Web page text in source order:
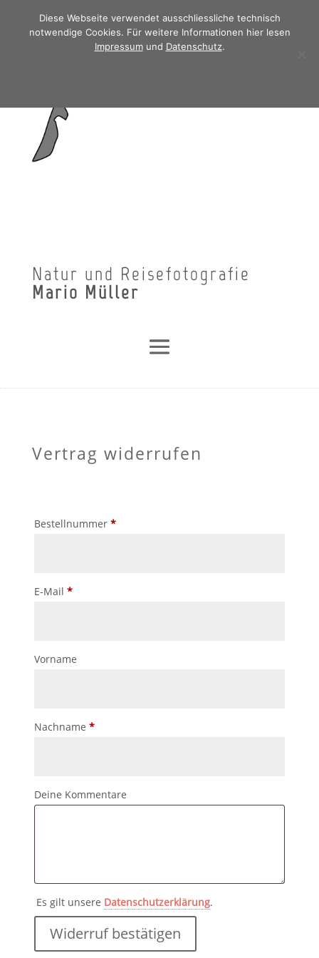
Natur und Reisefotografie
Mario Müller
Vertrag widerrufen
Bestellnummer *erforderlich
E-Mail *erforderlich
Vorname
Nachname *erforderlich
Page URI *erforderlich
Deine Kommentare
Es gilt unsere Datenschutzerklärung.
Widerruf bestätigen
Diese Webseite verwendet ausschliessliche technisch
notwendige Cookies. Für weitere Informationen hier lesen
Impressumund Datenschutz.